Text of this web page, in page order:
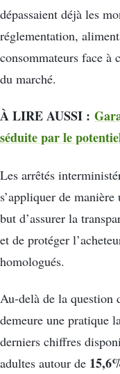
dépassaient déjà les
réglementation,
consommateurs face
du marché.
À LIRE AUSSI :
séduite par le
Les arrêtés
s’appliquer de
but d’assurer la
et de protéger
homologués.
Au-delà de la question
demeure une pratique
derniers chiffres
adultes autour de